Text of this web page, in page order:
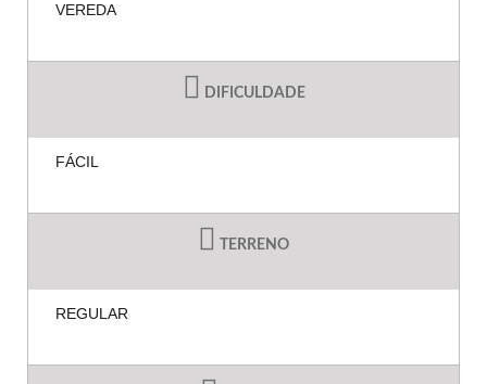
VEREDA
DIFICULDADE
FÁCIL
TERRENO
REGULAR